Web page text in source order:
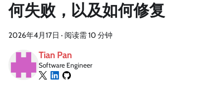
何失败，以及如何修复
2026年4月17日 · 阅读需 10 分钟
Tian Pan
Software Engineer